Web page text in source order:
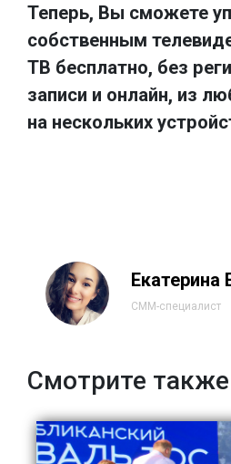
Теперь, Вы сможете
собственным
ТВ бесплатно, без
записи и онлайн, из
на нескольких
Екатерина
СММ-специалист
Смотрите также